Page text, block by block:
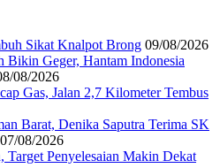
Sikat Knalpot Brong 09/08/2026
Bikin Geger, Hantam Indonesia
08/2026
Gas, Jalan 2,7 Kilometer Tembus
Barat, Denika Saputra Terima SK
07/08/2026
Target Penyelesaian Makin Dekat